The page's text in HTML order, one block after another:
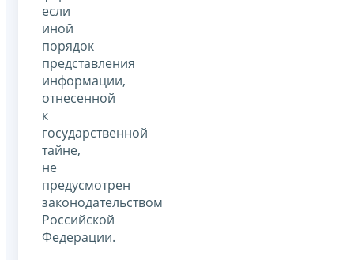
если
иной
порядок
представления
информации,
отнесенной
к
государственной
тайне,
не
предусмотрен
законодательством
Российской
Федерации.